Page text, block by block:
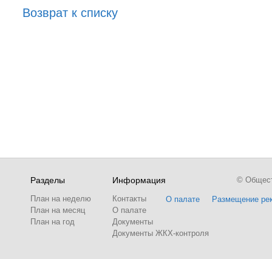
Возврат к списку
Разделы
План на неделю
План на месяц
План на год
Информация
Контакты
О палате
Документы
Документы ЖКХ-контроля
О палате Размещение
©